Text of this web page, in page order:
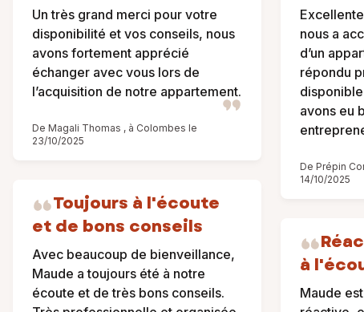
Un très grand merci pour votre
disponibilité et vos conseils, nous
avons fortement apprécié
échanger avec vous lors de
l’acquisition de notre appartement.
De Magali Thomas , à Colombes le
23/10/2025
Toujours à l'écoute
et de bons conseils
Avec beaucoup de bienveillance,
Maude a toujours été à notre
écoute et de très bons conseils.
nous a
d’un
répondu
avons eu
De Prépin
14/10/2025
à
Maude